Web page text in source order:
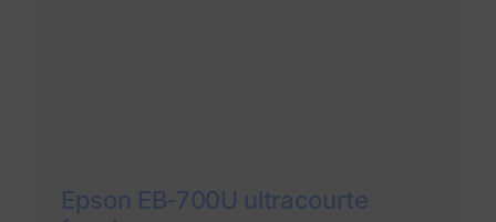
Epson EB-700U ultracourte